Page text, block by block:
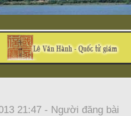
21:47 - Người đăng bài